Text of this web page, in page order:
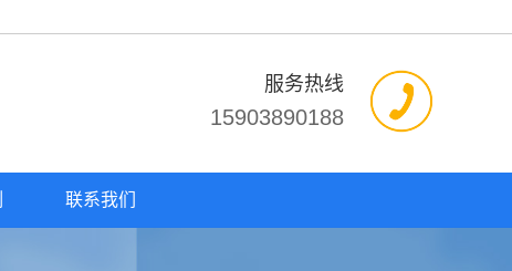
服务热线
15903890188
联系我们